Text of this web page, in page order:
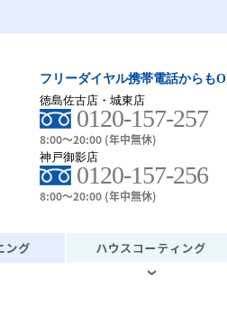
フリーダイヤル携帯電話からも
徳島佐古店・城東店
0120-157-257
8:00～20:00 (年中無休)
神戸御影店
0120-157-256
8:00～20:00 (年中無休)